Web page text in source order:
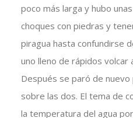
poco más larga y hubo
choques con piedras y
piragua hasta confundirse
uno lleno de rápidos
Después se paró de
sobre las dos. El tema de
la temperatura del agua